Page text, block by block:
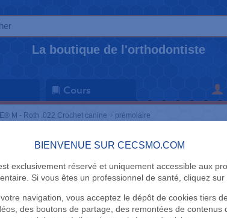
La boutique de l'orthodontiste
Cours
BIENVENUE SUR CECSMO.COM
exclusivement réservé et uniquement accessible aux
Si vous êtes un professionnel de santé, cliquez sur
navigation, vous acceptez le dépôt de cookies tiers
des boutons de partage, des remontées de contenus
M - Roth .022 Crochet canine + prémolaire
BRACKETS